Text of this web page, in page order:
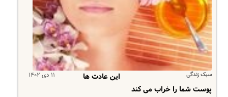
سبک زندگی ۱۱ دی ۱۴۰۲
این عادت ها
پوست شما را خراب می کند